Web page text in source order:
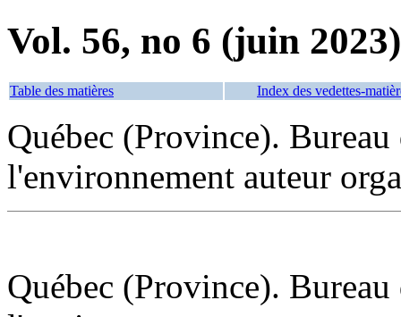
Vol. 56, no 6 (juin 2023)
Table des matières Index des vedettes-
Québec (Province).
l'environnement auteur
Québec (Province).